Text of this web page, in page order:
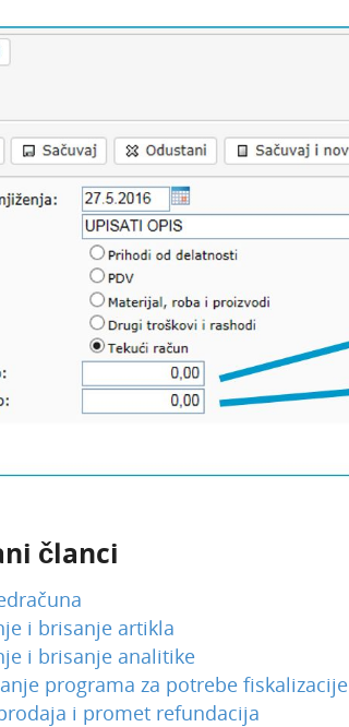
članci
i brisanje artikla
i brisanje analitike
programa za potrebe fiskalizacije
i promet refundacija